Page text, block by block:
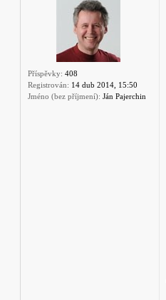
Příspěvky: 408
Registrován: 14 dub 2014, 15:50
Jméno (bez příjmení): Ján Pajerchin